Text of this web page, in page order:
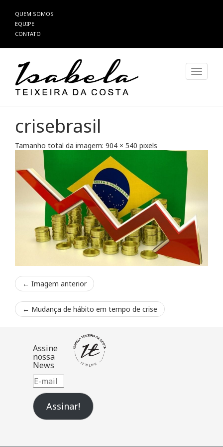
Pular
para
o
QUEM SOMOS
EQUIPE
CONTATO
crisebrasil
Tamanho total da imagem: 904 × 540 pixels
← Imagem anterior
← Mudança de hábito em tempo de crise
Assine
nossa
News
E-
mail
Assinar!